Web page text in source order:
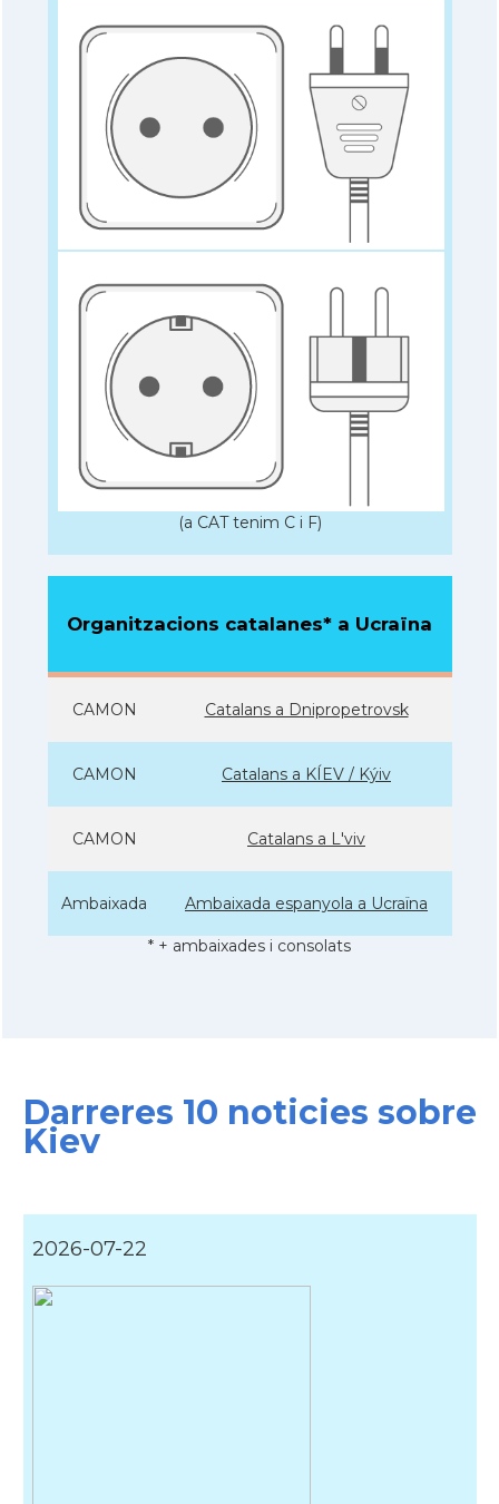
(a CAT tenim C i F)
Organitzacions catalanes* a Ucraïna
CAMON Catalans a Dnipropetrovsk
CAMON Catalans a KÍEV / Kýiv
CAMON Catalans a L'viv
Ambaixada Ambaixada espanyola a Ucraïna
* + ambaixades i consolats
Darreres 10 noticies sobre
Kiev
2026-07-22